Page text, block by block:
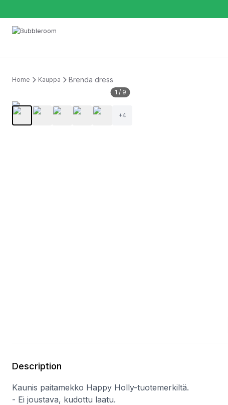
Home Kauppa Brenda dress
1 / 9
+4
Description
Kaunis paitamekko Happy Holly-tuotemerkiltä.
- Ei joustava, kudottu laatu.